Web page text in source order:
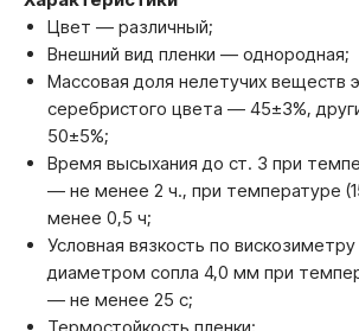
Цвет — различный;
Внешний вид пленки — однородная;
Массовая доля нелетучих веществ
серебристого цвета — 45±3%,
50±5%;
Время высыхания до ст. 3 при
— не менее 2 ч., при температуре
менее 0,5 ч;
Условная вязкость по
диаметром сопла 4,0 мм при
— не менее 25 c;
Термостойкость пленки: